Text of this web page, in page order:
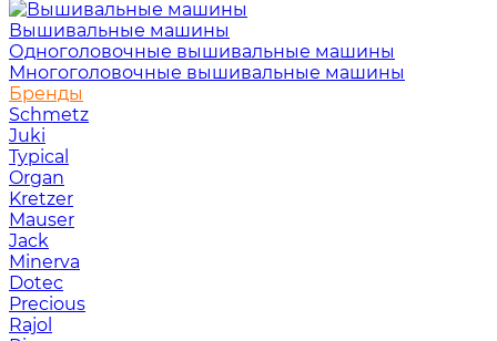
Вышивальные машины
Одноголовочные вышивальные машины
Многоголовочные вышивальные машины
Бренды
Schmetz
Juki
Typical
Organ
Kretzer
Mauser
Jack
Minerva
Dotec
Precious
Rajol